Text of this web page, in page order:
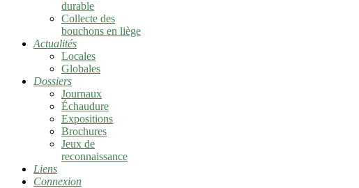
durable
Collecte des
bouchons en liège
Actualités
Locales
Globales
Dossiers
Journaux
Échaudure
Expositions
Brochures
Jeux de
reconnaissance
Liens
Connexion